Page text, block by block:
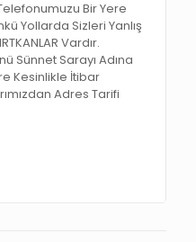
Bir Yere
Yollarda Sizleri Yanlış
Vardır.
Sünnet Sarayı Adına
Kesinlikle İtibar
Adres Tarifi